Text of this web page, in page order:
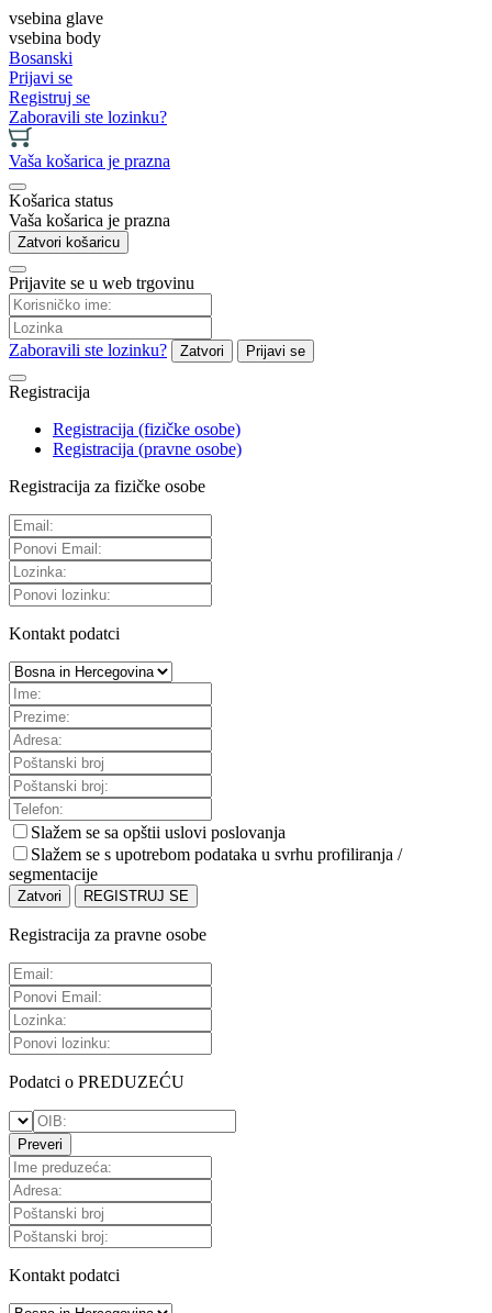
vsebina glave
vsebina body
Bosanski
Prijavi se
Registruj se
Zaboravili ste lozinku?
Vaša košarica je prazna
Košarica status
Vaša košarica je prazna
Zatvori košaricu
Prijavite se u web trgovinu
Zaboravili ste lozinku? Zatvori Prijavi se
Registracija
Registracija (fizičke osobe)
Registracija (pravne osobe)
Registracija za fizičke osobe
Kontakt podatci
Slažem se sa opštii uslovi poslovanja
Slažem se s upotrebom podataka u svrhu profiliranja /
segmentacije
Zatvori REGISTRUJ SE
Registracija za pravne osobe
Podatci o PREDUZEĆU
Preveri
Kontakt podatci